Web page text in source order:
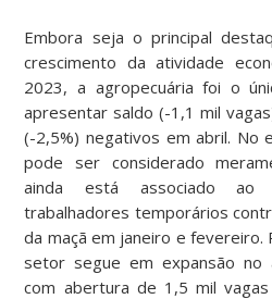
Embora seja o principal
crescimento da atividade
2023, a agropecuária foi o
apresentar saldo (-1,1 mil
(-2,5%) negativos em abril. No
pode ser considerado
ainda está associado ao
trabalhadores temporários
da maçã em janeiro e fevereiro.
setor segue em expansão no
com abertura de 1,5 mil